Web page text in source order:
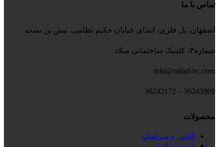
تماس با ما
اصفهان، پل فلزی، ابتدای خیابان حکیم نظامی، نبش بن بست
شماره۳، کلینیک ساختمانی میلاد
info@milad-bc.com
36243909 – 36242172
محصولات
کاشی و سرامیک